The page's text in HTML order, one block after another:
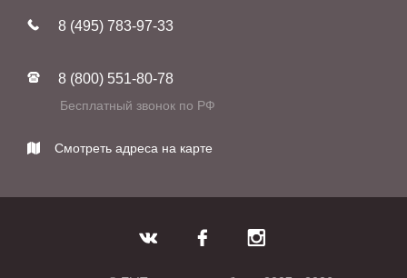
Фабрики
Реставрация
Контакты
8 (495) 783-97-33
8 (800) 551-80-78
Бесплатный звонок по РФ
Смотреть адреса на карте